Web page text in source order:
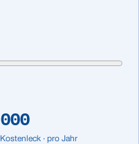
· pro Jahr